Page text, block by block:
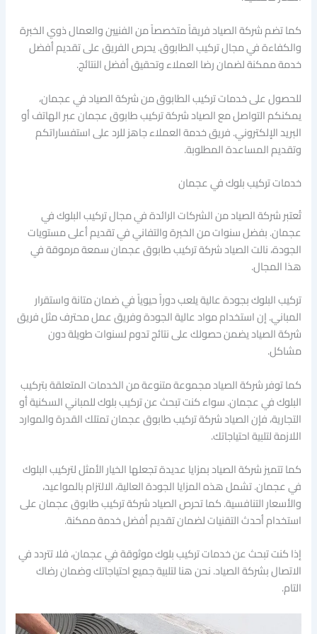
كما تضم شركة الصياد فريقاً متخصصاً من الفنيين والعمال ذوي الخبرة
والكفاءة في مجال تركيب الطابوق. يحرص الفريق على تقديم أفضل
خدمة ممكنة لضمان رضا العملاء وتحقيق أفضل النتائج.
للحصول على خدمات تركيب الطابوق من شركة الصياد في عجمان،
يمكنكم التواصل مع الصياد شركة تركيب طابوق عجمان عبر الهاتف أو
البريد الإلكتروني. فريق خدمة العملاء جاهز للرد على استفساراتكم
وتقديم المساعدة المطلوبة.
خدمات تركيب بلوك في عجمان
تُعتبر شركة الصياد من الشركات الرائدة في مجال تركيب البلوك في
عجمان. بفضل سنوات من الخبرة والتفاني في تقديم أعلى مستويات
الجودة، نالت الصياد شركة تركيب طابوق عجمان سمعة مرموقة في
هذا المجال.
تركيب البلوك بجودة عالية يلعب دوراً حيوياً في ضمان متانة واستقرار
المباني. إن استخدام مواد عالية الجودة وفريق عمل محترف مثل فريق
شركة الصياد يضمن حصولك على نتائج تدوم لسنوات طويلة دون
مشاكل.
كما توفر شركة الصياد مجموعة متنوعة من الخدمات المتعلقة بتركيب
البلوك في عجمان. سواء كنت تبحث عن تركيب بلوك للمباني السكنية أو
التجارية، فإن الصياد شركة تركيب طابوق عجمان تمتلك القدرة والموارد
اللازمة لتلبية احتياجاتك.
كما تتميز شركة الصياد بمزايا عديدة تجعلها الخيار الأمثل لتركيب البلوك
في عجمان. تشمل هذه المزايا الجودة العالية، الالتزام بالمواعيد،
والأسعار التنافسية. كما تحرص الصياد شركة تركيب طابوق عجمان على
استخدام أحدث التقنيات لضمان تقديم أفضل خدمة ممكنة.
إذا كنت تبحث عن خدمات تركيب بلوك موثوقة في عجمان، فلا تتردد في
الاتصال بشركة الصياد. نحن هنا لتلبية جميع احتياجاتك وضمان رضاك
التام.